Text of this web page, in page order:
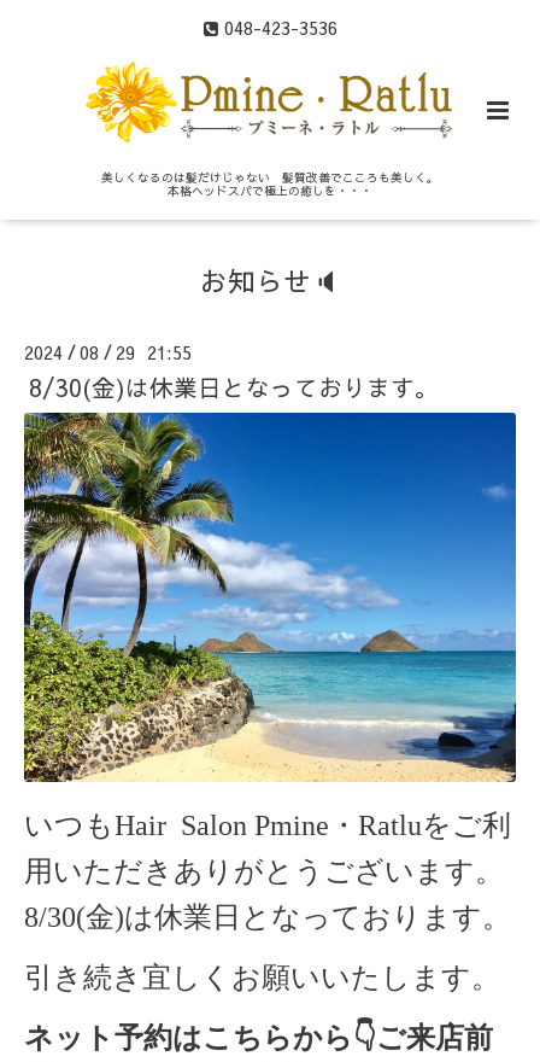
048-423-3536
美しくなるのは髪だけじゃない 髪質改善でこころも美しく。
本格ヘッドスパで極上の癒しを・・・
お知らせ🔈
2024 /08 / 29 21:55
8/30(金)は休業日となっております。
いつもHair Salon Pmine・Ratluをご利
用いただきありがとうございます。
8/30(金)は休業日となっております。
引き続き宜しくお願いいたします。
ネット予約はこちらから👇ご来店前